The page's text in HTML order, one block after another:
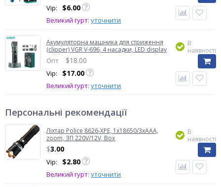
Vip: $6.00
Великий гурт: уточнити
Акумуляторна машника для стриження
(clipper) VGR V-696, 4 насадки, LED display
Опт $18.00
Vip: $17.00
Великий гурт: уточнити
В
наявності
Персональні рекомендації
Ліхтар Police 8626-XPE, 1х18650/3xAAA,
zoom, ЗП 220V/12V, Box
$3.00
Vip: $2.80
Великий гурт: уточнити
В
наявності